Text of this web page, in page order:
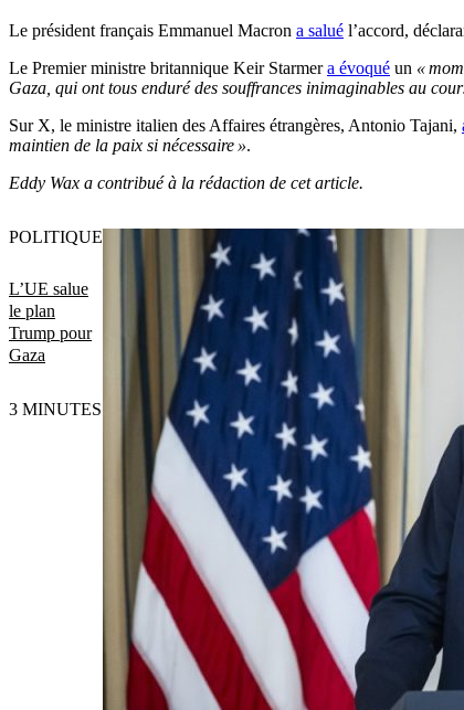
Le président français Emmanuel Macron a salué l’accord,
Le Premier ministre britannique Keir Starmera évoqué un «
Gaza, qui ont tous enduré des souffrances inimaginables au
Sur X, le ministre italien des Affaires étrangères, Antonio Tajani,
maintien de la paix si nécessaire ».
Eddy Wax a contribué à la rédaction de cet article.
L’UE salue
le plan
Trump pour
Gaza
POLITIQUE
3 MINUTES